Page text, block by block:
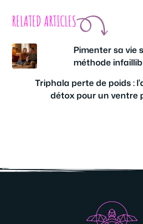
RELATED ARTICLES
Pimenter sa vie
méthode
Triphala perte de poids :
détox pour un ventre